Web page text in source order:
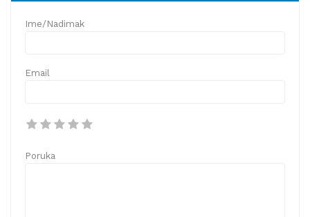
Ime/Nadimak
Email
Poruka